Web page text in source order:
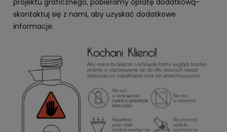
skontaktuj się z nami, aby uzyskać dodatkowe
informacje.